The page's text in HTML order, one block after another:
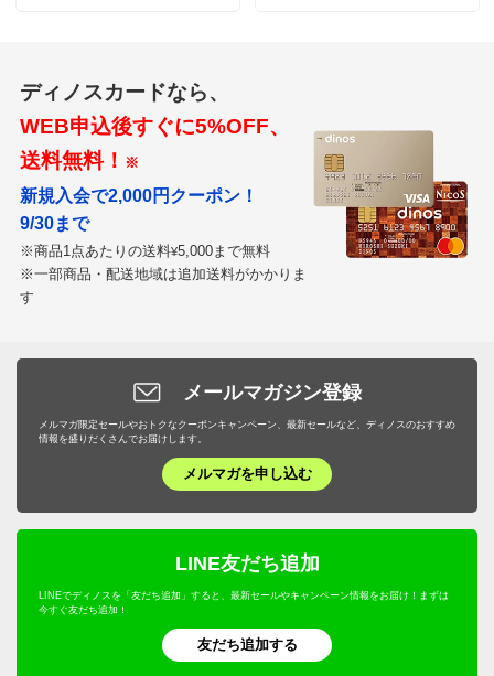
2019/05/03
すべての口コミを見る
ディノスカードなら、
WEB申込後すぐに5%OFF、
送料無料！ ※
新規入会で2,000円クーポン！
9/30まで
※商品1点あたりの送料¥5,000まで無料
※一部商品・配送地域は追加送料がかかりま
す
メールマガジン登録
メルマガ限定セールやおトクなクーポンキャンペーン、最新セールなど、ディノスのおすすめ
情報を盛りだくさんでお届けします。
メルマガを申し込む
LINE友だち追加
LINEでディノスを「友だち追加」すると、最新セールやキャンペーン情報をお届け！まずは
今すぐ友だち追加！
友だち追加する